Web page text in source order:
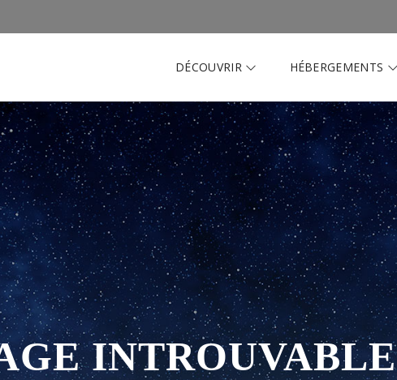
DÉCOUVRIR HÉBERGEMENTS
INTROUVABLE